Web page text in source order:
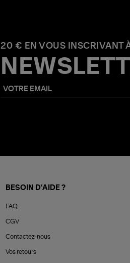
20 € EN VOUS INSCRIVANT
BESOIN D'AIDE ?
FAQ
CGV
Contactez-nous
Vos retours